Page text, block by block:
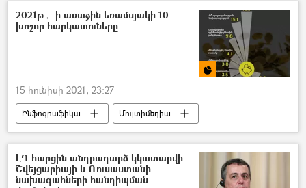
Նիկոլ Փաշինյան
Արցախյան պատերազմ
Վլադիմիր Պուտին
2021թ․–ի առաջին եռամսյակի 10
խոշոր հարկատուները
15 հունիսի 2021, 23:27
Ինֆոգրաֆիկա
Մուլտիմեդիա
խոշոր հարկատու
Տնտեսություն
Հայաստան
ԼՂ հարցին անդրադարձ կկատարվի
Շվեյցարիայի և Ռուսաստանի
նախագահների հանդիպման